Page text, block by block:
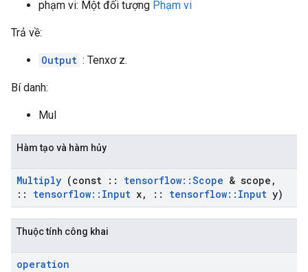
phạm vi: Một đối tượng Phạm vi
Trả về:
Output : Tenxơ z.
Bí danh:
Mul
Hàm tạo và hàm hủy
Multiply (const :: tensorflow::Scope & scope ,
::
tensorflow:: Input x, :: tensorflow:: Input y)
Thuộc tính công khai
operation